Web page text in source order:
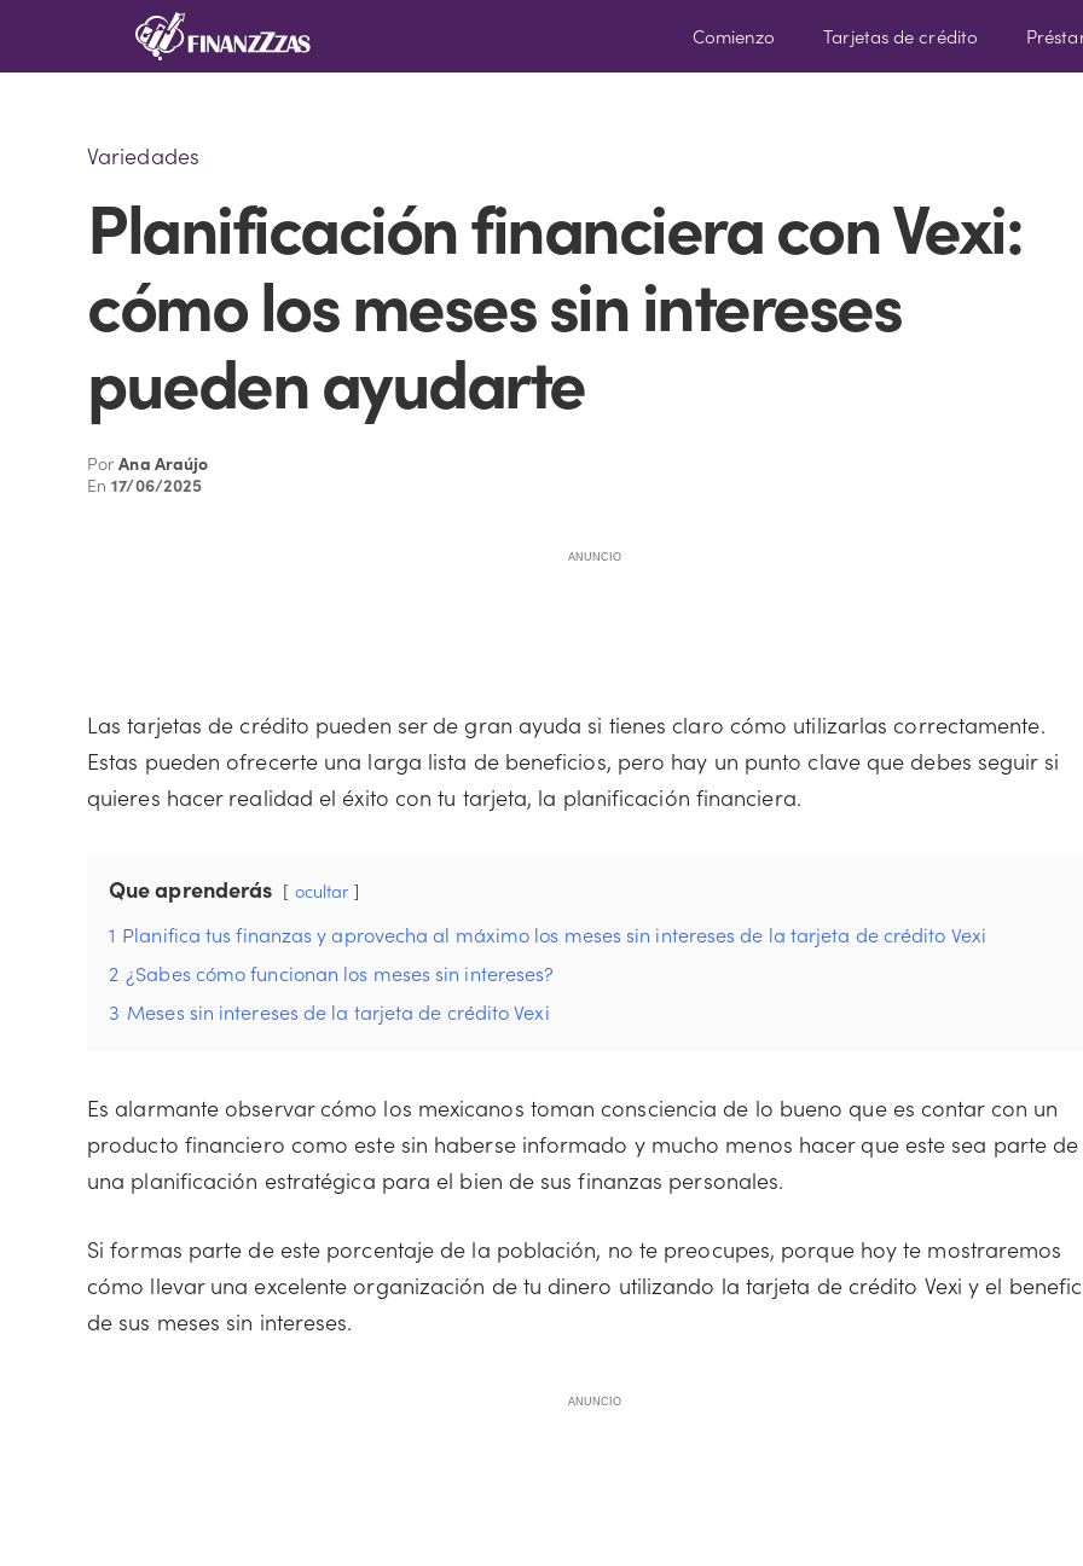
Comienzo Tarjetas de crédito
Variedades
Planificación financiera con Vexi:
cómo los meses sin intereses
pueden ayudarte
PorAna Araújo
En17/06/2025
ANUNCIO
Las tarjetas de crédito pueden ser de gran ayuda si tienes claro cómo utilizarlas correctamente.
Estas pueden ofrecerte una larga lista de beneficios, pero hay un punto clave que debes seguir si
quieres hacer realidad el éxito con tu tarjeta, la planificación financiera.
Que aprenderás ocultar
1 Planifica tus finanzas y aprovecha al máximo los meses sin intereses de la tarjeta de crédito Vexi
2 ¿Sabes cómo funcionan los meses sin intereses?
3 Meses sin intereses de la tarjeta de crédito Vexi
Es alarmante observar cómo los mexicanos toman consciencia de lo bueno que es contar con un
producto financiero como este sin haberse informado y mucho menos hacer que este sea parte de
una planificación estratégica para el bien de sus finanzas personales.
Si formas parte de este porcentaje de la población, no te preocupes, porque hoy te mostraremos
cómo llevar una excelente organización de tu dinero utilizando la tarjeta de crédito Vexi y el
de sus meses sin intereses.
ANUNCIO